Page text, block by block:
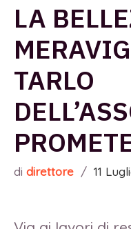
LA
TARLO
di direttore / 11